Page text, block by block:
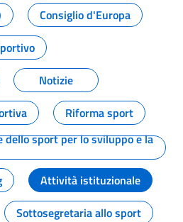
Consiglio d'Europa
Notizie
Riforma sport
dello sport per lo sviluppo e la
Attività istituzionale
Sottosegretaria allo sport